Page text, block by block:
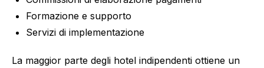
Formazione e supporto
Servizi di implementazione
La maggior parte degli hotel indipendenti ottiene un